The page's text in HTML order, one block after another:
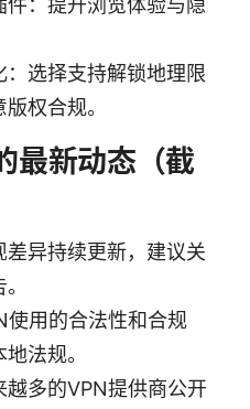
选择支持解锁地理限
权合规。
最新动态（截
异持续更新，建议关
使用的合法性和合规
法规。
多的VPN提供商公开